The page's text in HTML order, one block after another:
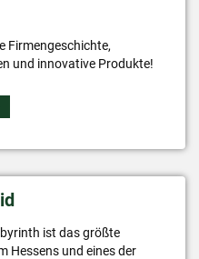
Firmengeschichte,
und innovative Produkte!
ist das größte
Hessens und eines der